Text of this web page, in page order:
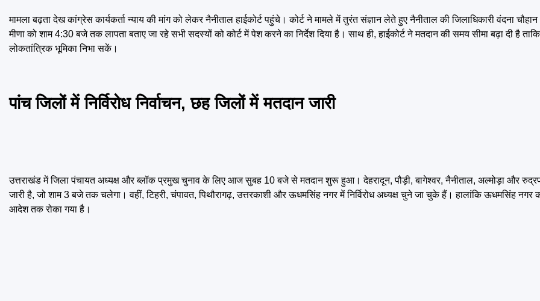
मामला बढ़ता देख कांग्रेस कार्यकर्ता न्याय की मांग को लेकर नैनीताल हाईकोर्ट पहुंचे। कोर्ट ने मामले में तुरंत संज्ञान लेते हुए नैनीताल की जिलाधिकारी वंदना
मीणा को शाम 4:30 बजे तक लापता बताए जा रहे सभी सदस्यों को कोर्ट में पेश करने का निर्देश दिया है। साथ ही, हाईकोर्ट ने मतदान की समय सीमा बढ़ा दी है
लोकतांत्रिक भूमिका निभा सकें।
पांच जिलों में निर्विरोध निर्वाचन, छह जिलों में मतदान जारी
उत्तराखंड में जिला पंचायत अध्यक्ष और ब्लॉक प्रमुख चुनाव के लिए आज सुबह 10 बजे से मतदान शुरू हुआ। देहरादून, पौड़ी, बागेश्वर, नैनीताल, अल्मोड़ा और
जारी है, जो शाम 3 बजे तक चलेगा। वहीं, टिहरी, चंपावत, पिथौरागढ़, उत्तरकाशी और ऊधमसिंह नगर में निर्विरोध अध्यक्ष चुने जा चुके हैं। हालांकि ऊधमसिंह नगर
आदेश तक रोका गया है।